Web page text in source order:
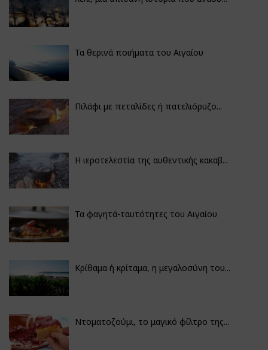
Τα θερινά ποιήματα του Αιγαίου
Πιλάφι με πεταλίδες ή πατελιόρυζο...
Η ιεροτελεστία της αυθεντικής κακαβ...
Τα φαγητά-ταυτότητες του Αιγαίου
Κρίθαμα ή κρίταμα, η μεγαλοσύνη του...
Ντοματοζούμι, το μαγικό φίλτρο της...